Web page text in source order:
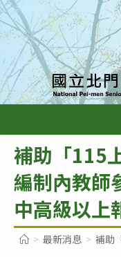
跳
轉
主
要
內
補助「115
編制內教師
中高級以上
> 最新消息 > 補助